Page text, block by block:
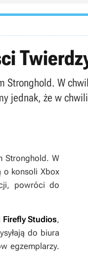
Stronghold. W
jednak, że w
Stronghold. W
o konsoli Xbox
powróci do
Firefly Studios,
do biura
egzemplarzy.